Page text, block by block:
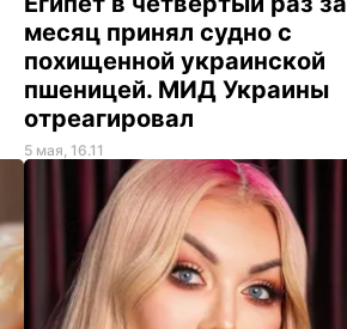
месяц принял судно с
похищенной украинской
пшеницей. МИД Украины
отреагировал
5 мая, 16.11